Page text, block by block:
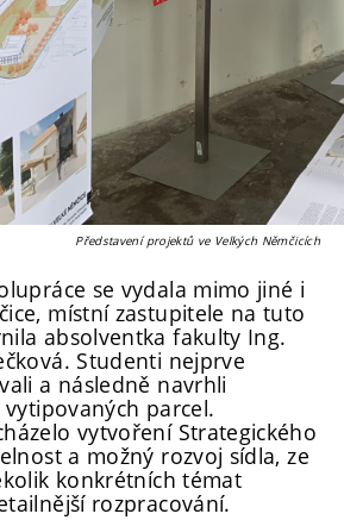
Představení projektů ve Velkých Němčicích
se vydala mimo jiné i
místní zastupitele na tuto
absolventka fakulty Ing.
Studenti nejprve
a následně navrhli
parcel.
vytvoření Strategického
a možný rozvoj sídla, ze
konkrétních témat
rozpracování.